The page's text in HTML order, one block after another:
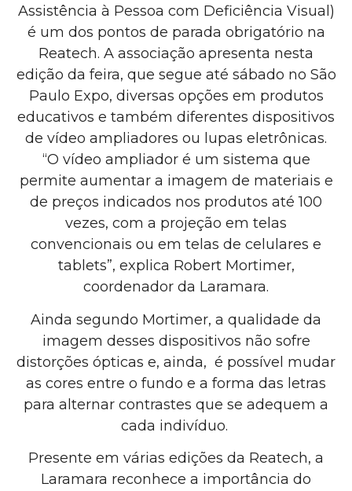
Assistência à Pessoa com Deficiência Visual)
é um dos pontos de parada obrigatório na
Reatech. A associação apresenta nesta
edição da feira, que segue até sábado no São
Paulo Expo, diversas opções em produtos
educativos e também diferentes dispositivos
de vídeo ampliadores ou lupas eletrônicas.
“O vídeo ampliador é um sistema que
permite aumentar a imagem de materiais e
de preços indicados nos produtos até 100
vezes, com a projeção em telas
convencionais ou em telas de celulares e
tablets”, explica Robert Mortimer,
coordenador da Laramara.
Ainda segundo Mortimer, a qualidade da
imagem desses dispositivos não sofre
distorções ópticas e, ainda, é possível mudar
as cores entre o fundo e a forma das letras
para alternar contrastes que se adequem a
cada indivíduo.
Presente em várias edições da Reatech, a
Laramara reconhece a importância do